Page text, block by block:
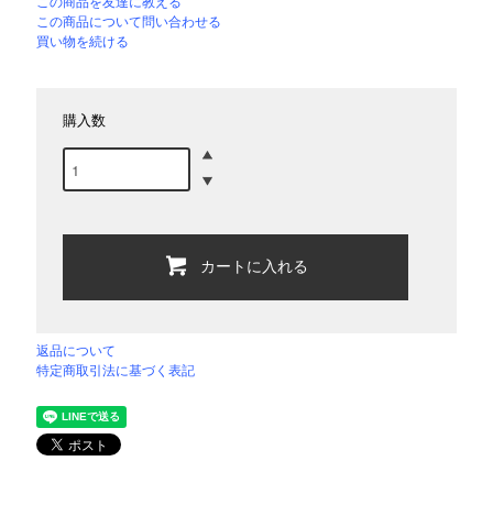
この商品について問い合わせる
買い物を続ける
購入数
カートに入れる
返品について
特定商取引法に基づく表記